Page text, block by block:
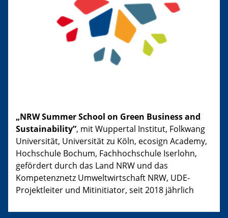
„NRW Summer School on Green Business and
Sustainability”, mit Wuppertal Institut, Folkwang
Universität, Universität zu Köln, ecosign Academy,
Hochschule Bochum, Fachhochschule Iserlohn,
gefördert durch das Land NRW und das
Kompetenznetz Umweltwirtschaft NRW, UDE-
Projektleiter und Mitinitiator, seit 2018 jährlich